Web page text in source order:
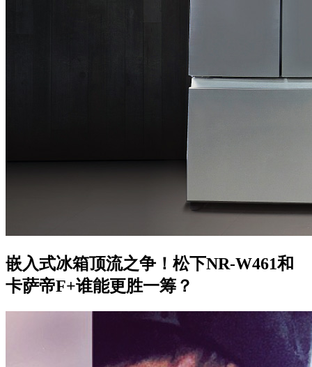
嵌入式冰箱顶流之争！松下NR-W461和
卡萨帝F+谁能更胜一筹？